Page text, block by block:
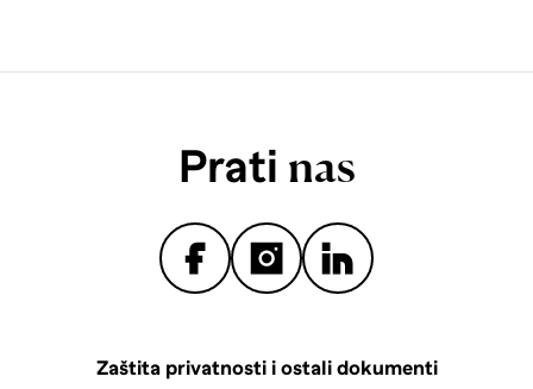
Prati nas
Zaštita privatnosti i ostali dokumenti